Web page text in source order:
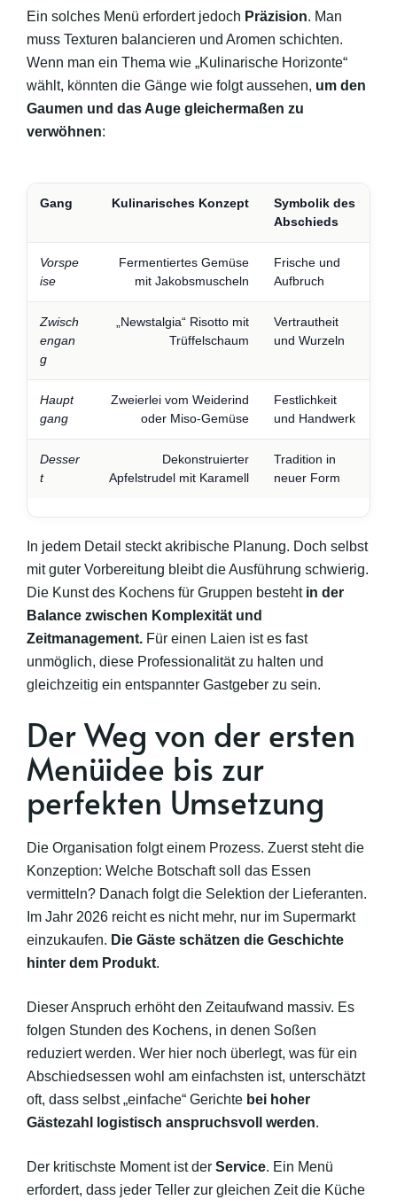
Ein solches Menü erfordert jedoch Präzision. Man
muss Texturen balancieren und Aromen schichten.
Wenn man ein Thema wie „Kulinarische Horizonte“
wählt, könnten die Gänge wie folgt aussehen, um den
Gaumen und das Auge gleichermaßen zu
verwöhnen:
Gang Kulinarisches Konzept
Symbolik des
Abschieds
Vorspe
ise
Fermentiertes Gemüse
mit Jakobsmuscheln
Frische und
Aufbruch
Zwisch
engan
g
„Newstalgia“ Risotto mit
Trüffelschaum
Vertrautheit
und Wurzeln
Haupt
gang
Zweierlei vom Weiderind
oder Miso-Gemüse
Festlichkeit
und Handwerk
Desser
t
Dekonstruierter
Apfelstrudel mit Karamell
Tradition in
neuer Form
In jedem Detail steckt akribische Planung. Doch selbst
mit guter Vorbereitung bleibt die Ausführung schwierig.
Die Kunst des Kochens für Gruppen besteht in der
Balance zwischen Komplexität und
Zeitmanagement. Für einen Laien ist es fast
unmöglich, diese Professionalität zu halten und
gleichzeitig ein entspannter Gastgeber zu sein.
Der Weg von der ersten
Menüidee bis zur
perfekten Umsetzung
Die Organisation folgt einem Prozess. Zuerst steht die
Konzeption: Welche Botschaft soll das Essen
vermitteln? Danach folgt die Selektion der Lieferanten.
Im Jahr 2026 reicht es nicht mehr, nur im Supermarkt
einzukaufen. Die Gäste schätzen die Geschichte
hinter dem Produkt.
Dieser Anspruch erhöht den Zeitaufwand massiv. Es
folgen Stunden des Kochens, in denen Soßen
reduziert werden. Wer hier noch überlegt, was für ein
Abschiedsessen wohl am einfachsten ist, unterschätzt
oft, dass selbst „einfache“ Gerichte bei hoher
Gästezahl logistisch anspruchsvoll werden.
Der kritischste Moment ist der Service. Ein Menü
erfordert, dass jeder Teller zur gleichen Zeit die Küche